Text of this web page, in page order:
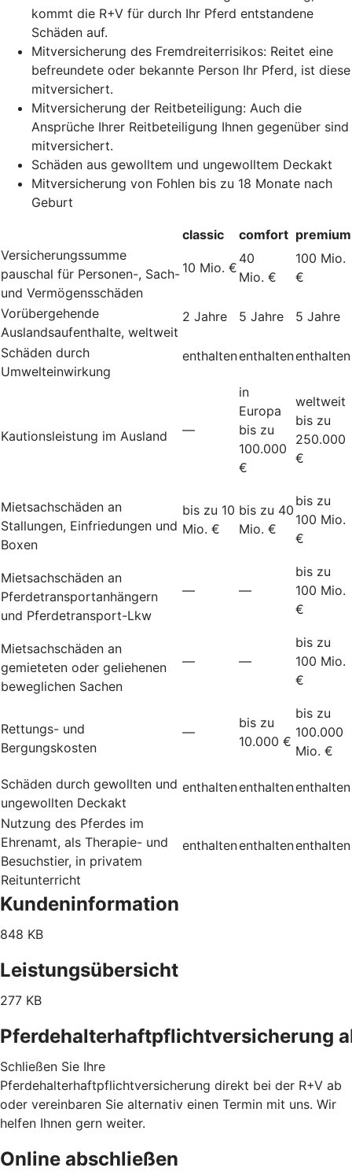
kommt die R+V für durch Ihr Pferd entstandene
Schäden auf.
Mitversicherung des Fremdreiterrisikos: Reitet eine
befreundete oder bekannte Person Ihr Pferd, ist diese
mitversichert.
Mitversicherung der Reitbeteiligung: Auch die
Ansprüche Ihrer Reitbeteiligung Ihnen gegenüber sind
mitversichert.
Schäden aus gewolltem und ungewolltem Deckakt
Mitversicherung von Fohlen bis zu 18 Monate nach
Geburt
classic comfort premium
Versicherungssumme
pauschal für Personen-, Sach-
und Vermögensschäden
10 Mio. €
40
Mio. €
100 Mio.
€
Vorübergehende
Auslandsaufenthalte, weltweit
2 Jahre 5 Jahre 5 Jahre
Schäden durch
Umwelteinwirkung
enthaltenenthaltenenthalten
Kautionsleistung im Ausland —
in
Europa
bis zu
100.000
€
weltweit
bis zu
250.000
€
Mietsachschäden an
Stallungen, Einfriedungen und
Boxen
bis zu 10
Mio. €
bis zu 40
Mio. €
bis zu
100 Mio.
€
Mietsachschäden an
Pferdetransportanhängern
und Pferdetransport-Lkw
— —
bis zu
100 Mio.
€
Mietsachschäden an
gemieteten oder geliehenen
beweglichen Sachen
— —
bis zu
100 Mio.
€
Rettungs- und
Bergungskosten
—
bis zu
10.000 €
bis zu
100.000
Mio. €
Schäden durch gewollten und
ungewollten Deckakt
enthaltenenthaltenenthalten
Nutzung des Pferdes im
Ehrenamt, als Therapie- und
Besuchstier, in privatem
Reitunterricht
enthaltenenthaltenenthalten
Kundeninformation
848 KB
Leistungsübersicht
277 KB
Pferdehalterhaftpflichtversicherung
Schließen Sie Ihre
Pferdehalterhaftpflichtversicherung direkt bei der R+V ab
oder vereinbaren Sie alternativ einen Termin mit uns. Wir
helfen Ihnen gern weiter.
Online abschließen